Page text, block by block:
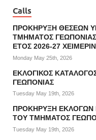
Calls
ΠΡΟΚΗΡΥΞΗ ΘΕΣΕΩΝ
ΤΜΗΜΑΤΟΣ
ΕΤΟΣ 2026-27
Monday May 25th, 2026
ΕΚΛΟΓΙΚΟΣ
ΓΕΩΠΟΝΙΑΣ
Tuesday May 19th, 2026
ΠΡΟΚΗΡΥΞΗ ΕΚΛΟΓΩΝ
ΤΟΥ ΤΜΗΜΑΤΟΣ
Tuesday May 19th, 2026